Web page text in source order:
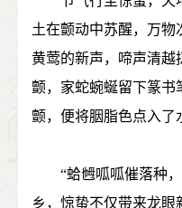
土在颤动中苏醒，万物
黄莺的新声，啼声清越
颤，家蛇蜿蜒留下篆书
颤，便将胭脂色点入
“蛤乸呱呱催落种，
乡，惊蛰不仅带来龙